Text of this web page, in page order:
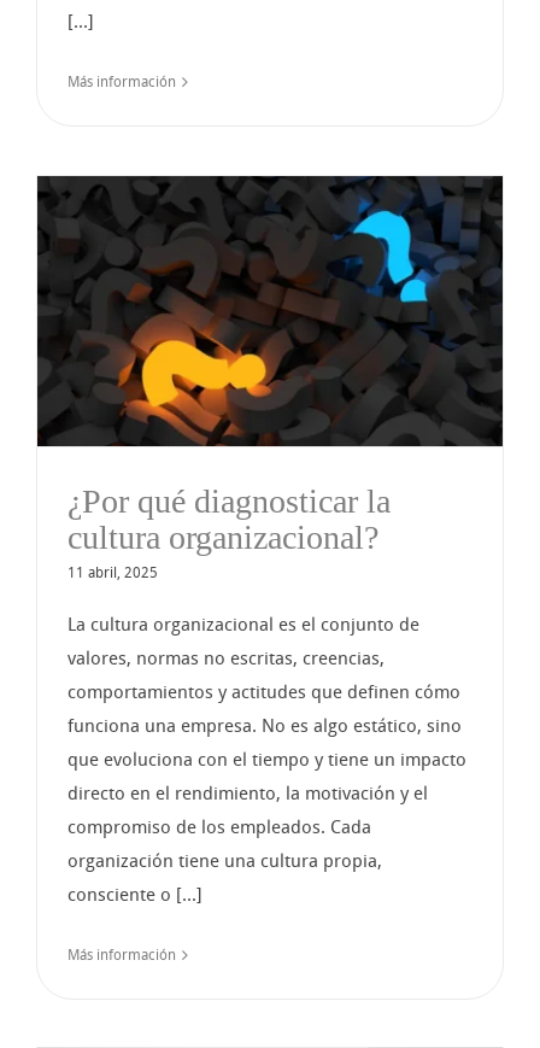
[...]
Más información
¿Por qué diagnosticar la
cultura organizacional?
11 abril, 2025
La cultura organizacional es el conjunto de
valores, normas no escritas, creencias,
comportamientos y actitudes que definen cómo
funciona una empresa. No es algo estático, sino
que evoluciona con el tiempo y tiene un impacto
directo en el rendimiento, la motivación y el
compromiso de los empleados. Cada
organización tiene una cultura propia,
consciente o [...]
Más información